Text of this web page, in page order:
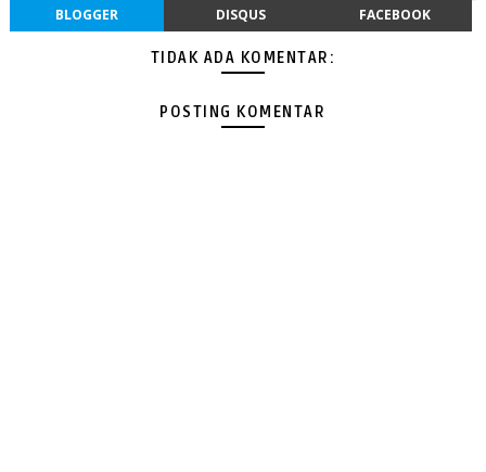
BLOGGER DISQUS FACEBOOK
TIDAK ADA KOMENTAR:
POSTING KOMENTAR